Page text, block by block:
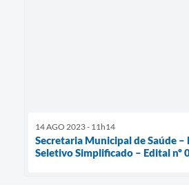
14 AGO 2023 - 11h14
Secretaria Municipal de Saúde –
Seletivo Simplificado – Edital nº